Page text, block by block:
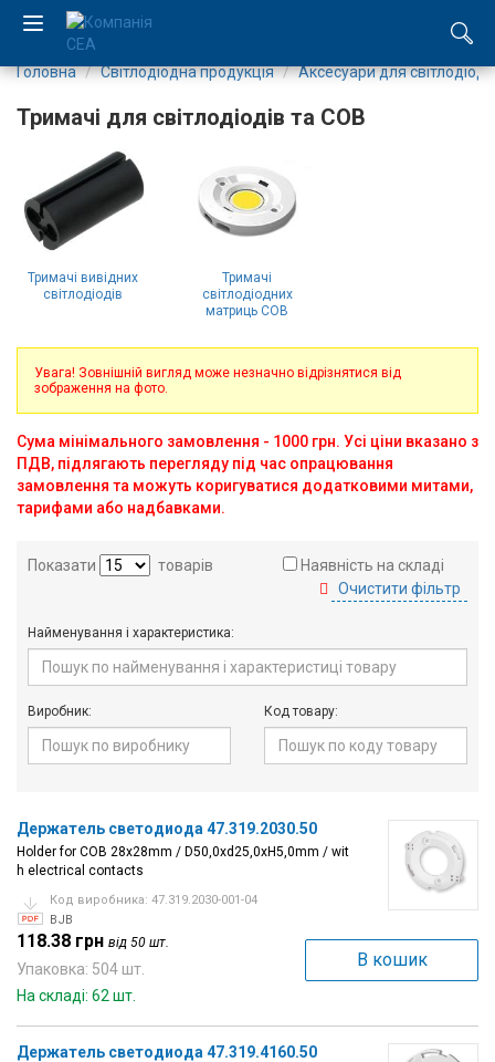
Компанія
Виробництво
Новини
Вакансії
Вхід/
авторизація
Контакти
Доставка
Тех.
Блог
Головна Світлодіодна продукція Аксесуари для
Тримачі для світлодіодів та СОВ
Тримачі вивідних
світлодіодів
Тримачі
світлодіодних
матриць COB
Увага! Зовнішній вигляд може незначно відрізнятися від
зображення на фото.
Сума мінімального замовлення - 1000 грн. Усі ціни вказано з
ПДВ, підлягають перегляду під час опрацювання
замовлення та можуть коригуватися додатковими митами,
тарифами або надбавками.
Показати товарів
Наявність на складі
Очистити фільтр
Найменування і характеристика:
Виробник: Код товару:
Держатель светодиода 47.319.2030.50
Holder for COB 28x28mm / D50,0xd25,0xH5,0mm / wit
h electrical contacts
Код виробника: 47.319.2030-001-04
BJB
118.38 грн від 50 шт.
Упаковка: 504 шт.
На складі: 62 шт.
В кошик
Держатель светодиода 47.319.4160.50